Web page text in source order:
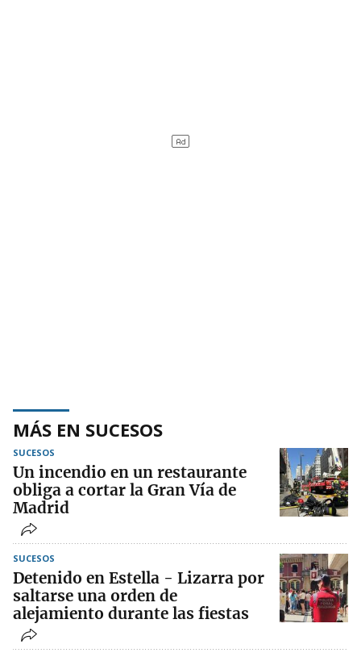
MÁS EN SUCESOS
SUCESOS
Un incendio en un restaurante
obliga a cortar la Gran Vía de
Madrid
SUCESOS
Detenido en Estella - Lizarra por
saltarse una orden de
alejamiento durante las fiestas